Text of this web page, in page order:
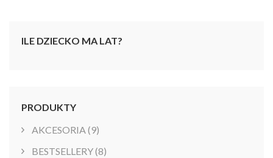
ILE DZIECKO MA LAT?
PRODUKTY
AKCESORIA (9)
BESTSELLERY(8)